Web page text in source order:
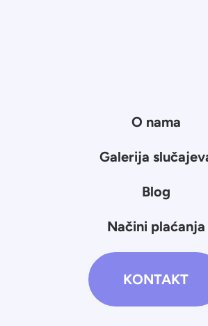
O nama
Galerija
Blog
Načini plaćanja
KONTAKT